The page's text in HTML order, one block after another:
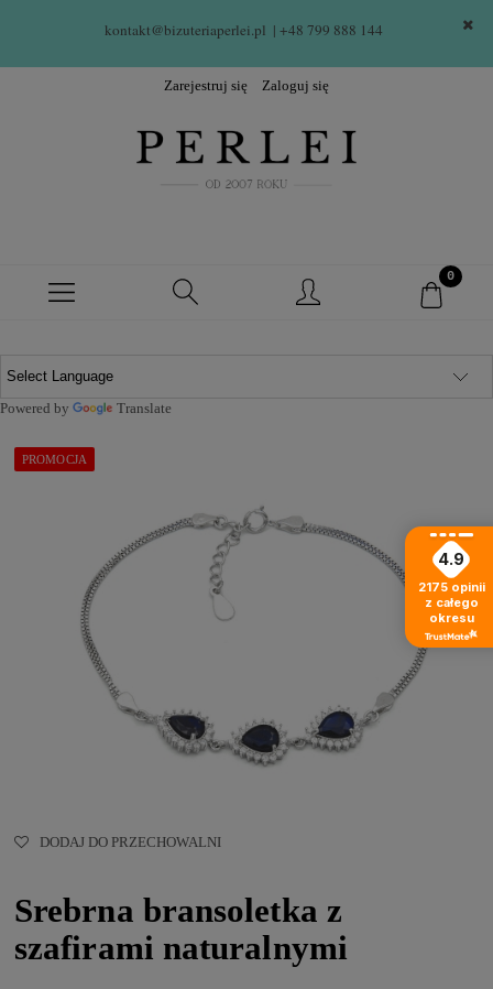
kontakt@bizuteriaperlei.pl | +48 799 888 144
Zarejestruj się Zaloguj się
Powered by Translate
PROMOCJA
DODAJ DO PRZECHOWALNI
Srebrna bransoletka z
szafirami naturalnymi
4.9
2175 opinii
z całego
okresu